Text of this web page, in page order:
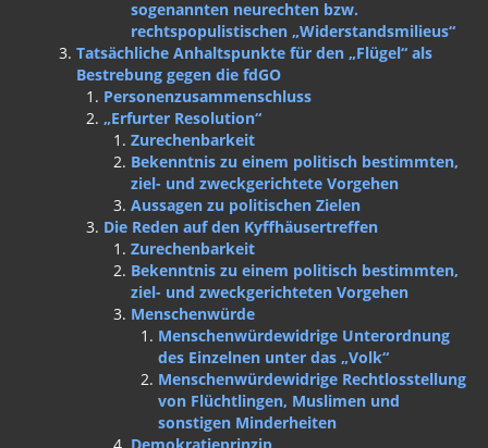
sogenannten neurechten bzw.
rechtspopulistischen „Widerstandsmilieus“
Tatsächliche Anhaltspunkte für den „Flügel“ als
Bestrebung gegen die fdGO
Personenzusammenschluss
„Erfurter Resolution“
Zurechenbarkeit
Bekenntnis zu einem politisch bestimmten,
ziel- und zweckgerichtete Vorgehen
Aussagen zu politischen Zielen
Die Reden auf den Kyffhäusertreffen
Zurechenbarkeit
Bekenntnis zu einem politisch bestimmten,
ziel- und zweckgerichteten Vorgehen
Menschenwürde
Menschenwürdewidrige Unterordnung
des Einzelnen unter das „Volk“
Menschenwürdewidrige Rechtlosstellung
von Flüchtlingen, Muslimen und
sonstigen Minderheiten